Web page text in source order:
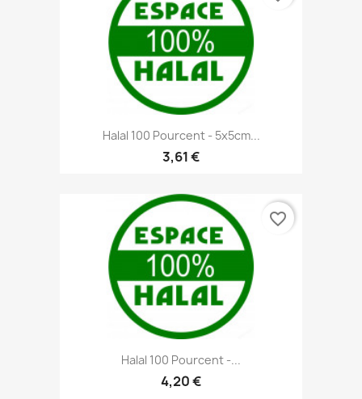
Halal 100 Pourcent - 5x5cm...
3,61 €
Halal 100 Pourcent -...
4,20 €
favorite_border